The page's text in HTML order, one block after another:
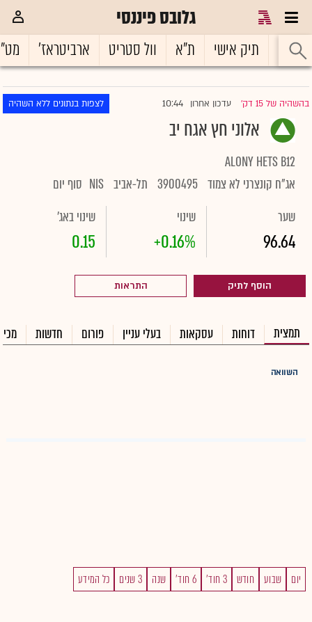
גלובס פיננסי
ראשי תיק אישי ת"א וול סטריט ארביטראז'
בהשהיה של 15 דק' |עדכון אחרון 10:44 לצפות בנתונים ללא השהיה
אלוני חץ אגח יב
ALONY HETS B12
אג"ח קונצרני לא צמוד 3900495 תל-אביב NIS סוף יום
שער
96.64
שינוי
+0.16%
שינוי באג'
0.15
הוסף לתיק התראות
תמצית דוחות עסקאות בעלי עניין פורום חדשות
השוואה
יום שבוע חודש 3 חוד' 6 חוד' שנה 3 שנים כל המידע